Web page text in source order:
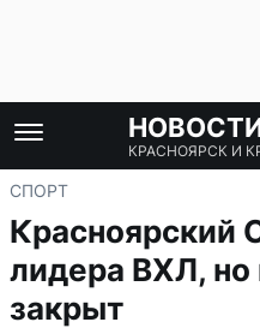
КРАСНОЯРСК И
СПОРТ
Красноярский
лидера ВХЛ,
закрыт